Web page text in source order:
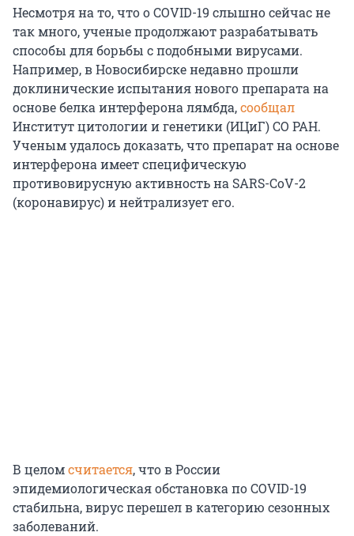
Несмотря на то, что о COVID-19 слышно сейчас не
так много, ученые продолжают разрабатывать
способы для борьбы с подобными вирусами.
Например, в Новосибирске недавно прошли
доклинические испытания нового препарата на
основе белка интерферона лямбда,сообщал
Институт цитологии и генетики (ИЦиГ) СО РАН.
Ученым удалось доказать, что препарат на основе
интерферона имеет специфическую
противовирусную активность на SARS-CoV-2
(коронавирус) и нейтрализует его.
В целомсчитается, что в России
эпидемиологическая обстановка по COVID-19
стабильна, вирус перешел в категорию сезонных
заболеваний.